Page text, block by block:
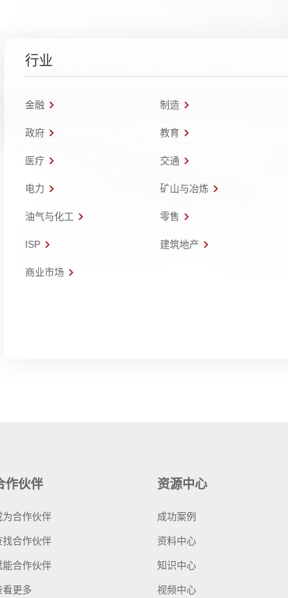
行业
金融 制造
政府 教育
医疗 交通
电力 矿山与冶炼
油气与化工 零售
ISP 建筑地产
商业市场
作伙伴
为合作伙伴
找合作伙伴
能合作伙伴
看更多
资源中心
成功案例
资料中心
知识中心
视频中心